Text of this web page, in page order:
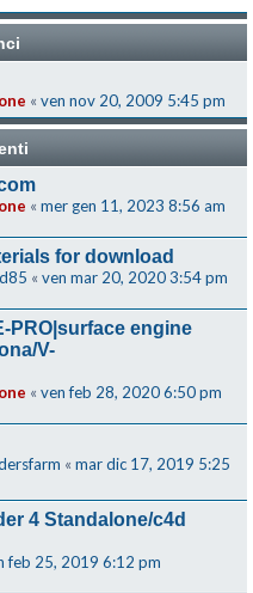
« ven nov 20, 2009 5:45 pm
« mer gen 11, 2023 8:56 am
for download
« ven mar 20, 2020 3:54 pm
PRO|surface engine
V-
« ven feb 28, 2020 6:50 pm
« mar dic 17, 2019 5:25
4 Standalone/c4d
feb 25, 2019 6:12 pm